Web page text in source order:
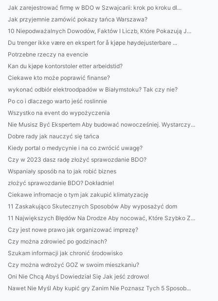
Jak zarejestrować firmę w BDO w Szwajcarii: krok po kroku dl...
Jak przyjemnie zamówić pokazy tańca Warszawa?
10 Niepodważalnych Dowodów, Faktów I Liczb, Które Pokazują J...
Du trenger ikke være en ekspert for å kjøpe høydejusterbare ...
Potrzebne rzeczy na evencie
Kan du kjøpe kontorstoler etter arbeidstid?
Ciekawe kto może poprawić finanse?
wykonać odbiór elektroodpadów w Białymstoku? Tak czy nie?
Po co i dlaczego warto jeść roslinnie
Wszystko na event do wypożyczenia
Nie Musisz Być Ekspertem Aby budować nowocześniej. Wystarczy...
Dobre rady jak nauczyć się tańca
Kiedy portal o medycynie i na co zwrócić uwagę?
Czy w 2023 dasz radę złożyć sprawozdanie BDO?
Wspaniały sposób na to jak robić biznes
złożyć sprawozdanie BDO? Dokładnie!
Ciekawe infromacje o tym jak zakupić klimatyzację
11 Zaskakująco Skutecznych Sposobów Aby wyposażyć dom
11 Największych Błędów Na Drodze Aby nocować, Które Szybko Z...
Czy jest nowe prawo jak organizować imprezę?
Czy można zdrowieć po godzinach?
Szukam informacji jak chronić środowisko
Czy można wdrożyć GOZ w swoim mieszkaniu?
Oni Nie Chcą Abyś Dowiedział Się Jak jeść zdrowo!
Nawet Nie Myśl Aby kupić gry Zanim Nie Poznasz Tych 5 Sposob...